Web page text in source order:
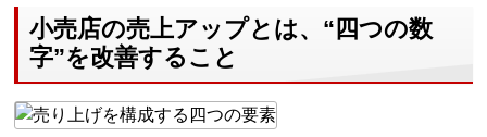
小売店の売上アップとは、“四つの数
字”を改善すること